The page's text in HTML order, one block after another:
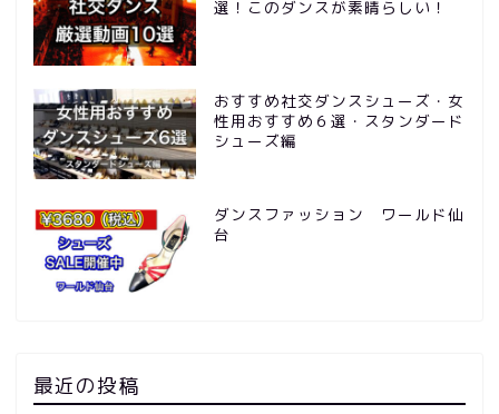
選！このダンスが素晴らしい！
おすすめ社交ダンスシューズ・女
性用おすすめ６選・スタンダード
シューズ編
ダンスファッション ワールド仙
台
最近の投稿